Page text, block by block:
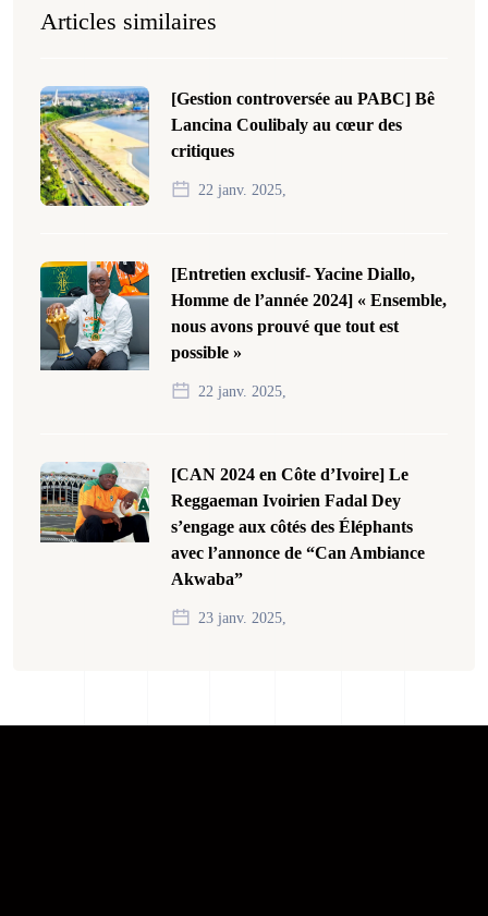
Articles similaires
[Gestion controversée au PABC] Bê
Lancina Coulibaly au cœur des
critiques
22 janv. 2025,
[Entretien exclusif- Yacine Diallo,
Homme de l’année 2024] « Ensemble,
nous avons prouvé que tout est
possible »
22 janv. 2025,
[CAN 2024 en Côte d’Ivoire] Le
Reggaeman Ivoirien Fadal Dey
s’engage aux côtés des Éléphants
avec l’annonce de “Can Ambiance
Akwaba”
23 janv. 2025,